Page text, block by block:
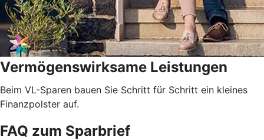
Vermögenswirksame Leistungen
Beim VL-Sparen bauen Sie Schritt für Schritt ein kleines
Finanzpolster auf.
FAQ zum Sparbrief